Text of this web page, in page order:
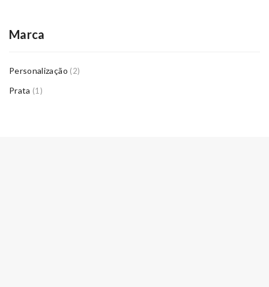
Marca
Personalização (2)
Prata (1)